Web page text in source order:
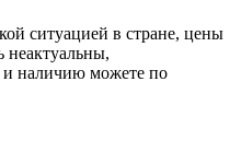
ситуацией в стране, цены
неактуальны,
и наличию можете по